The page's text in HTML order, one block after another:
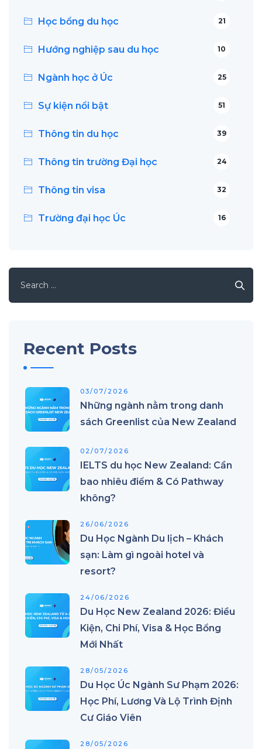
Học bổng du học 21
Hướng nghiệp sau du học 10
Ngành học ở Úc 25
Sự kiện nổi bật 51
Thông tin du học 39
Thông tin trường Đại học 24
Thông tin visa 32
Trường đại học Úc 16
for:
Recent Posts
03/07/2026
Những ngành nằm trong danh
sách Greenlist của New Zealand
02/07/2026
IELTS du học New Zealand: Cần
bao nhiêu điểm & Có Pathway
không?
26/06/2026
Du Học Ngành Du lịch – Khách
sạn: Làm gì ngoài hotel và
resort?
24/06/2026
Du Học New Zealand 2026: Điều
Kiện, Chi Phí, Visa & Học Bổng
Mới Nhất
28/05/2026
Du Học Úc Ngành Sư Phạm 2026:
Học Phí, Lương Và Lộ Trình Định
Cư Giáo Viên
28/05/2026